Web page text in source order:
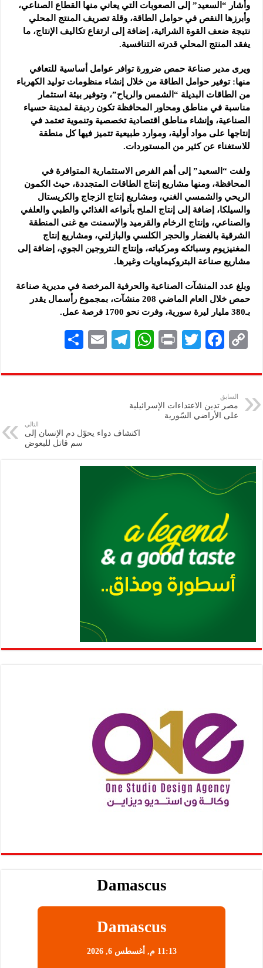
وأشار “السعيد” إلى الصعوبات التي يعاني منها القطاع الصناعي،
وأبرزها النقص في حوامل الطاقة، وقلة تصريف المنتج المحلي
نتيجة ضعف القوة الشرائية، إضافة إلى ارتفاع تكاليف الإنتاج، ما
يفقد المنتج المحلي قدرته التنافسية.
ويرى مدير صناعة حمص ضرورة توافر عوامل أساسية للتعافي
منها: توفير حوامل الطاقة من خلال إنشاء منظومات توليد الكهرباء
من الطاقات البديلة “الشمس والرياح”، وتوفير بيئة استثمار
مناسبة في مناطق ومحاور المحافظة تكون رديفة لمدينة حسياء
الصناعية، وإنشاء مناطق اقتصادية تخصصية وتنموية تعتمد في
إنتاجها على مواد أولية، وموارد طبيعية تتميز فيها كل منطقة
للاستغناء عن كثير من المستوردات.
ولفت “السعيد” إلى أهم الفرص الاستثمارية المتوافرة في
المحافظة، ومنها مشاريع إنتاج الطاقات المتجددة، حيث الكمون
الريحي والشمسي الغني، ومشاريع إنتاج الزجاج والكريستال
والسيلكا، إضافة إلى إنتاج الملح بأنواعه الغذائي والطبي والعلفي
والصناعي، وإنتاج الرخام والقرميد والإسمنت مع غنى المنطقة
الشرقية بالغضار والحجر الكلسي والبازلتي، ومشاريع إنتاج
المغنيزيوم وسبائكه ومركباته، وإنتاج النتروجين الجوي، إضافة إلى
مشاريع صناعة البتروكيماويات وغيرها.
وبلغ عدد المنشآت الصناعية والحرفية المرخصة في مديرية صناعة
حمص خلال العام الماضي 208 منشآت، بمجموع رأسمال يقدر
بـ380 مليار ليرة سورية، وفرت نحو 1700 فرصة عمل.
C
p
y
Li
F
eb
k
T
tt
P
nt
W
at
A
p
Te
gr
E
ai
ar
السابق
مصر تدين الاعتداءات الإسرائيلية
على الأراضي السّورية
التالي
اكتشاف دواء يحوّل دم الإنسان إلى
سم قاتل للبعوض
Damascus
Damascus
11:13 م, أغسطس 6, 2026